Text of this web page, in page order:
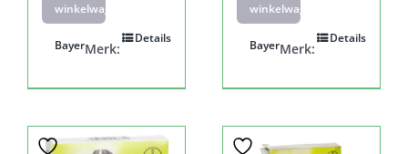
winkelwagen
Details
Merk:
Bayer
winkelwagen
Details
Merk:
Bayer